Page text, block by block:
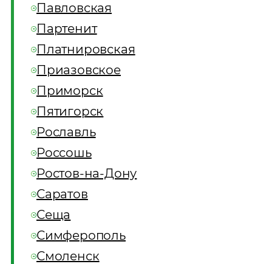
Павловская
Партенит
Платнировская
Приазовское
Приморск
Пятигорск
Рославль
Россошь
Ростов-на-Дону
Саратов
Сеща
Симферополь
Смоленск